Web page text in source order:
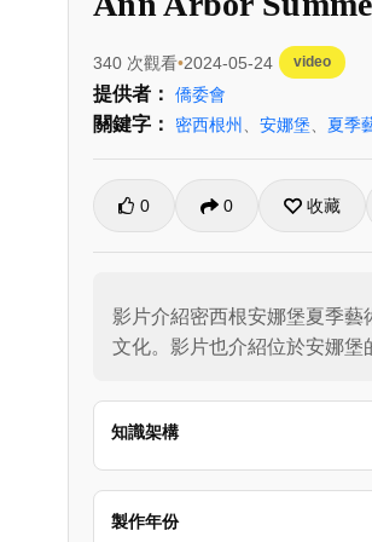
340 次觀看 2024-05-24 video
提供者： 僑委會
關鍵字： 密西根州 安娜堡 夏季
0 0 收藏
影片介紹密西根安娜堡夏季
文化。影片也介紹位於安娜堡
知識架構
製作年份